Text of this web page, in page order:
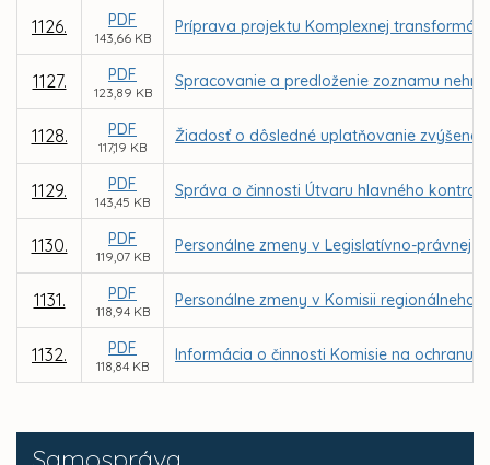
1126. PDF
143,66 KB
Príprava projektu Komplexnej
1127. PDF
123,89 KB
Spracovanie a predloženie zoznamu
1128. PDF
117,19 KB
Žiadosť o dôsledné uplatňovanie
1129. PDF
143,45 KB
Správa o činnosti Útvaru hlavného
1130. PDF
119,07 KB
Personálne zmeny v Legislatívno-právnej
1131. PDF
118,94 KB
Personálne zmeny v Komisii regionálneho
1132. PDF
118,84 KB
Informácia o činnosti Komisie na ochranu